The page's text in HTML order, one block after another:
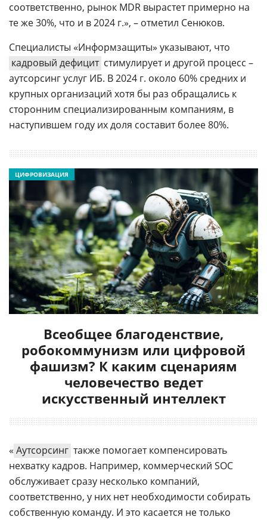
соответственно, рынок MDR вырастет примерно на
те же 30%, что и в 2024 г.», – отметил Сенюков.
Специалисты «Информзащиты» указывают, что
кадровый дефицит стимулирует и другой процесс –
аутсорсинг услуг ИБ. В 2024 г. около 60% средних и
крупных организаций хотя бы раз обращались к
сторонним специализированным компаниям, в
наступившем году их доля составит более 80%.
Всеобщее благоденствие,
робокоммунизм или цифровой
фашизм? К каким сценариям
человечество ведет
искусственный интеллект
ЦИФРОВИЗАЦИЯ
« Аутсорсинг также помогает компенсировать
нехватку кадров. Например, коммерческий SOC
обслуживает сразу несколько компаний,
соответственно, у них нет необходимости собирать
собственную команду. И это касается не только